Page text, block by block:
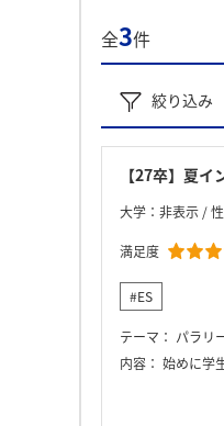
全3件
絞り込み
【27卒】夏
大学：非表示 /
満足度
#ES
テーマ： パラリーガル
内容： 始めに学生